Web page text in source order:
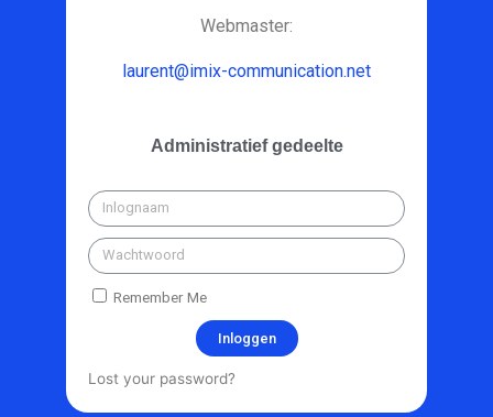
Webmaster:
laurent@imix-communication.net
Administratief gedeelte
Remember Me
Inloggen
Lost your password?